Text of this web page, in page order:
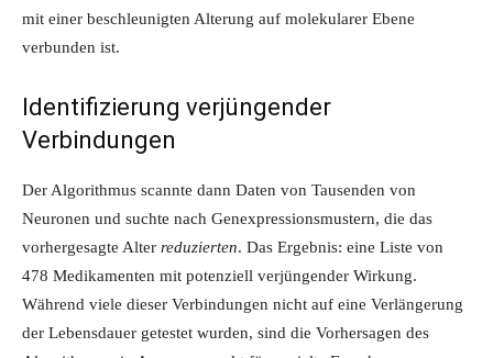
mit einer beschleunigten Alterung auf molekularer Ebene
verbunden ist.
Identifizierung verjüngender
Verbindungen
Der Algorithmus scannte dann Daten von Tausenden von
Neuronen und suchte nach Genexpressionsmustern, die das
vorhergesagte Alter reduzierten. Das Ergebnis: eine Liste von
478 Medikamenten mit potenziell verjüngender Wirkung.
Während viele dieser Verbindungen nicht auf eine Verlängerung
der Lebensdauer getestet wurden, sind die Vorhersagen des